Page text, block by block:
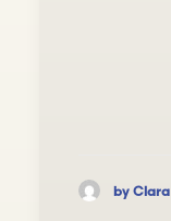
by Clara